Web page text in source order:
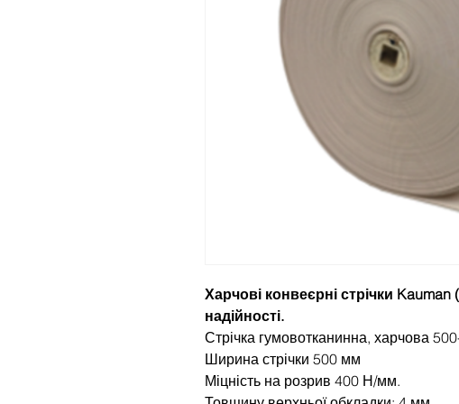
Харчові конвеєрні стрічки Kauman
надійності.
Стрічка гумовотканинна, харчова
Ширина стрічки 500 мм
Міцність на розрив 400 Н/мм.